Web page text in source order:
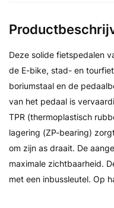
Deze solide fietspedalen
de E-bike, stad- en
boriumstaal en de
van het pedaal is
TPR (thermoplastisch
lagering (ZP-bearing)
om zijn as draait. De
maximale zichtbaarheid.
met een inbussleutel. Op